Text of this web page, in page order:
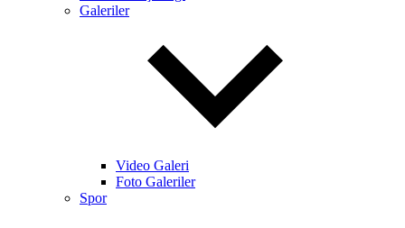
Galeriler
Video Galeri
Foto Galeriler
Spor